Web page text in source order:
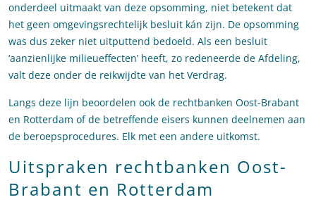
onderdeel uitmaakt van deze opsomming, niet betekent dat
het geen omgevingsrechtelijk besluit kán zijn. De opsomming
was dus zeker niet uitputtend bedoeld. Als een besluit
‘aanzienlijke milieueffecten’ heeft, zo redeneerde de Afdeling,
valt deze onder de reikwijdte van het Verdrag.
Langs deze lijn beoordelen ook de rechtbanken Oost-Brabant
en Rotterdam of de betreffende eisers kunnen deelnemen aan
de beroepsprocedures. Elk met een andere uitkomst.
Uitspraken rechtbanken Oost-
Brabant en Rotterdam